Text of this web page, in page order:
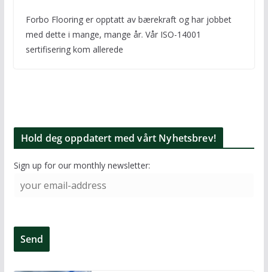
Forbo Flooring er opptatt av bærekraft og har jobbet
med dette i mange, mange år. Vår ISO-14001
sertifisering kom allerede
Hold deg oppdatert med vårt Nyhetsbrev!
Sign up for our monthly newsletter: